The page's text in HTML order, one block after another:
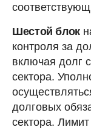
Шестой блок
контроля за
включая долг
сектора.
долговых
сектора.